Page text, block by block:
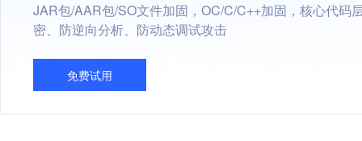
JAR包/AAR包/SO文件加固，OC/C/C++加固，核心代码
密、防逆向分析、防动态调试攻击
免费试用